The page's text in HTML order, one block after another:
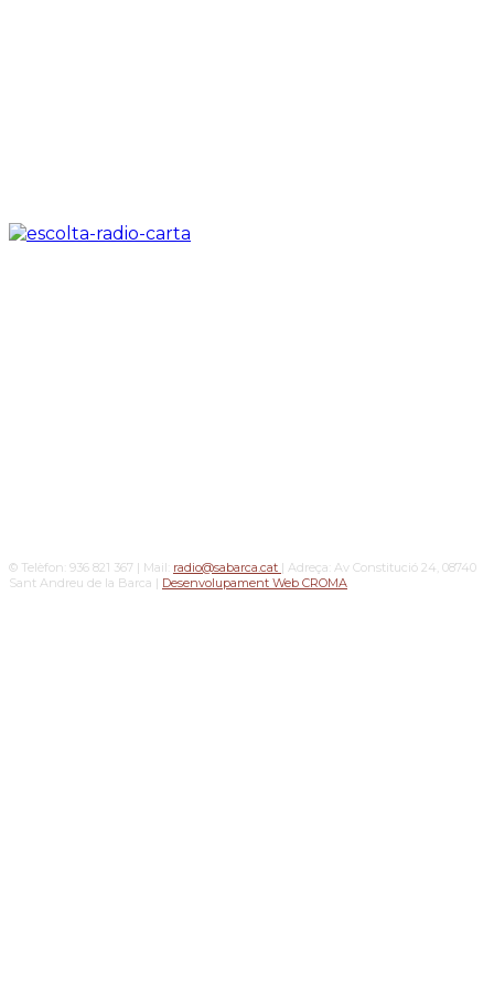
© Telèfon: 936 821 367 | Mail: radio@sabarca.cat | Adreça: Av Constitució 24, 08740
Sant Andreu de la Barca | Desenvolupament Web CROMA